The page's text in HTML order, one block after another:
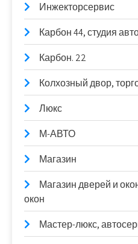
Инжекторсервис
Карбон 44, студия
Карбон. 22
Колхозный двор,
Люкс
М-АВТО
Магазин
Магазин дверей и
окон
Мастер-люкс,